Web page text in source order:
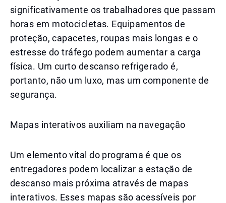
significativamente os trabalhadores que passam
horas em motocicletas. Equipamentos de
proteção, capacetes, roupas mais longas e o
estresse do tráfego podem aumentar a carga
física. Um curto descanso refrigerado é,
portanto, não um luxo, mas um componente de
segurança.
Mapas interativos auxiliam na navegação
Um elemento vital do programa é que os
entregadores podem localizar a estação de
descanso mais próxima através de mapas
interativos. Esses mapas são acessíveis por